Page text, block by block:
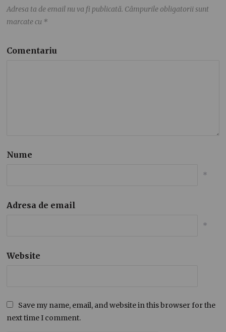
Adresa ta de email nu va fi publicată. Câmpurile obligatorii sunt
marcate cu *
Comentariu
Nume
*
Adresa de email
*
Website
Save my name, email, and website in this browser for the
next time I comment.